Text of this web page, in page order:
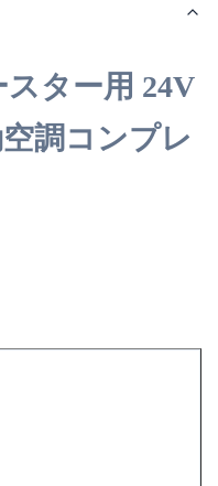
スター用 24V
調コンプレ